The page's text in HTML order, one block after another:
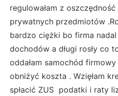
regulowałam z
prywatnych przedmiotów
bardzo ciężki bo firma nadal
dochodów a długi rosły co
oddałam samochód
obniżyć koszta . Wzięłam
spłacić ZUS podatki i raty